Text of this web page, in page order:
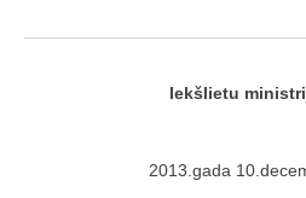
Iekšlietu
2013.gada